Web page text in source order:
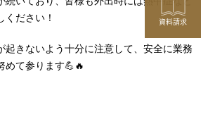
資料請求
ください！
起きないよう十分に注意して、安全に業務
めて参ります💪🔥